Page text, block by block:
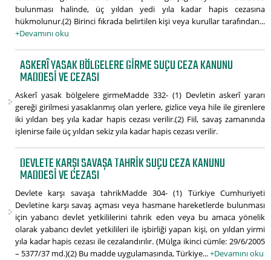
bulunması halinde, üç yıldan yedi yıla kadar hapis cezasına
hükmolunur.(2) Birinci fıkrada belirtilen kişi veya kurullar tarafından...
+Devamını oku
ASKERÎ YASAK BÖLGELERE GIRME SUÇU CEZA KANUNU
MADDESI VE CEZASI
Askerî yasak bölgelere girmeMadde 332- (1) Devletin askerî yararı
gereği girilmesi yasaklanmış olan yerlere, gizlice veya hile ile girenlere
iki yıldan beş yıla kadar hapis cezası verilir.(2) Fiil, savaş zamanında
işlenirse faile üç yıldan sekiz yıla kadar hapis cezası verilir.
DEVLETE KARŞI SAVAŞA TAHRIK SUÇU CEZA KANUNU
MADDESI VE CEZASI
Devlete karşı savaşa tahrikMadde 304- (1) Türkiye Cumhuriyeti
Devletine karşı savaş açması veya hasmane hareketlerde bulunması
için yabancı devlet yetkililerini tahrik eden veya bu amaca yönelik
olarak yabancı devlet yetkilileri ile işbirliği yapan kişi, on yıldan yirmi
yıla kadar hapis cezası ile cezalandırılır. (Mülga ikinci cümle: 29/6/2005
– 5377/37 md.)(2) Bu madde uygulamasında, Türkiye...+Devamını oku